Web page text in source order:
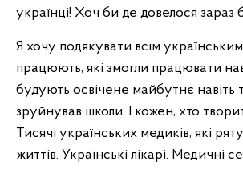
українці! Хоч би де довелося зараз
Я хочу подякувати всім
працюють, які змогли працювати
будують освічене майбутнє навіть
зруйнував школи. І кожен, хто
Тисячі українських медиків, які
життів. Українські лікарі. Медичні